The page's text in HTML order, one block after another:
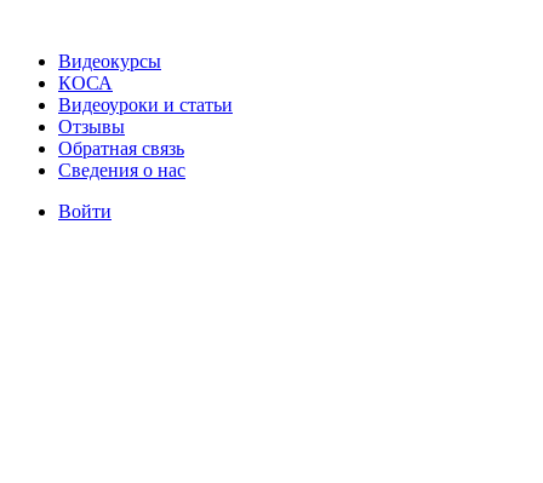
Видеокурсы
КОСА
Видеоуроки и статьи
Отзывы
Обратная связь
Сведения о нас
Войти